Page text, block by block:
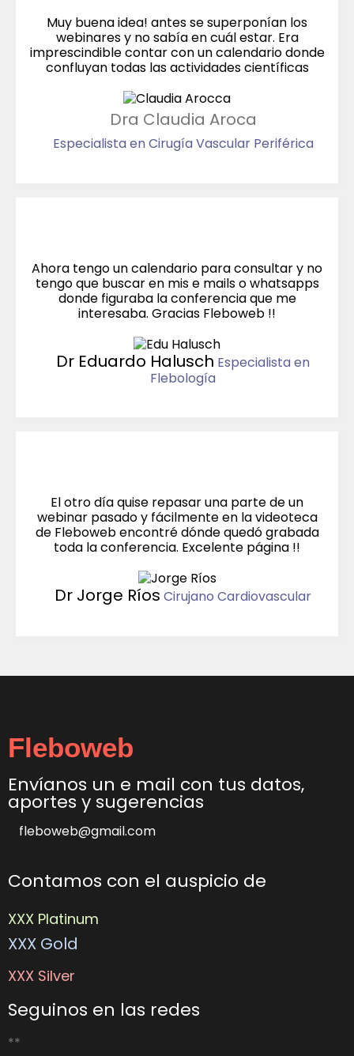
Muy buena idea! antes se superponían los
webinares y no sabía en cuál estar. Era
imprescindible contar con un calendario donde
confluyan todas las actividades científicas
Dra Claudia Aroca
Especialista en Cirugía Vascular Periférica
Ahora tengo un calendario para consultar y no
tengo que buscar en mis e mails o whatsapps
donde figuraba la conferencia que me
interesaba. Gracias Fleboweb !!
Dr Eduardo Halusch Especialista en
Flebología
El otro día quise repasar una parte de un
webinar pasado y fácilmente en la videoteca
de Fleboweb encontré dónde quedó grabada
toda la conferencia. Excelente página !!
Dr Jorge Ríos Cirujano Cardiovascular
Fleboweb
Envíanos un e mail con tus datos,
aportes y sugerencias
fleboweb@gmail.com
Contamos con el auspicio de
XXX Platinum
XXX Gold
XXX Silver
Seguinos en las redes
**